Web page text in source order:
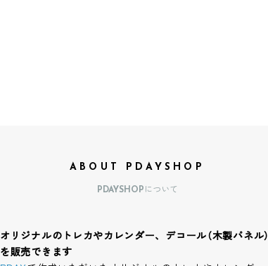
ABOUT PDAYSHOP
PDAYSHOPについて
オリジナルのトレカやカレンダー、デコール（木製パネル）
を販売できます